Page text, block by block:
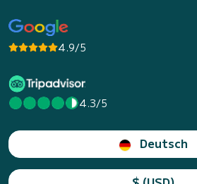
4.9/5
4.3/5
Deutsch